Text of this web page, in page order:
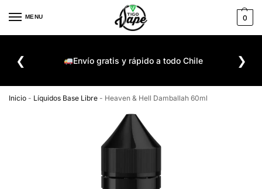
MENU 0
❮ Envío gratis y rápido a todo Chile ❯
Inicio - Líquidos Base Libre - Heaven & Hell Damballah 60ml